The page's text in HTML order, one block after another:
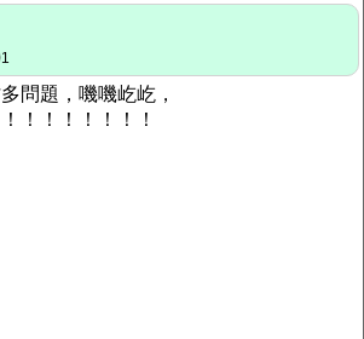
問題，嘰嘰屹屹，
！！！！！！！